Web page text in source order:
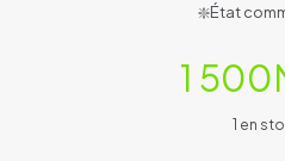
❇️État
1 500
1 en